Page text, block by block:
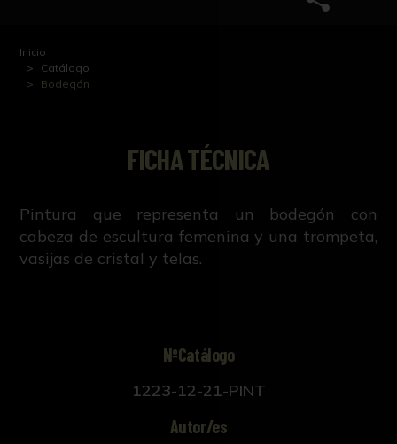
Inicio
Catálogo
Bodegón
FICHA TÉCNICA
Pintura que representa un bodegón con
cabeza de escultura femenina y una trompeta,
vasijas de cristal y telas.
NºCatálogo
1223-12-21-PINT
Autor/es